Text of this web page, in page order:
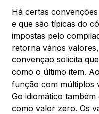
Há certas
e que são típicas do
impostas pelo
retorna vários
convenção solicita
como o último item.
função com múltiplos
Go idiomático
como valor zero. Os